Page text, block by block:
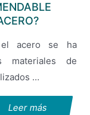
el acero se ha
de
…
Leer más